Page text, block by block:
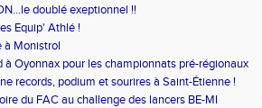
doublé exeptionnel !!
Equip' Athlé !
à Monistrol
à Oyonnax pour les championnats pré-régionaux
combinées.
records, podium et sourires à Saint-Étienne !
du FAC au challenge des lancers BE-MI